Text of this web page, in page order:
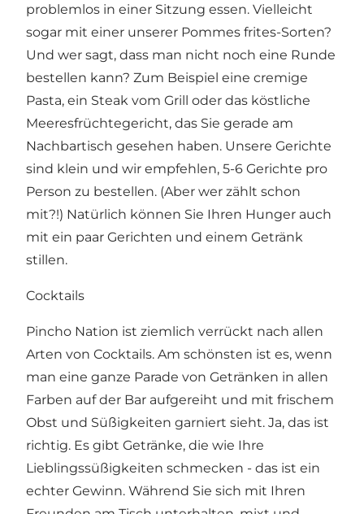
problemlos in einer Sitzung essen. Vielleicht
sogar mit einer unserer Pommes frites-Sorten?
Und wer sagt, dass man nicht noch eine Runde
bestellen kann? Zum Beispiel eine cremige
Pasta, ein Steak vom Grill oder das köstliche
Meeresfrüchtegericht, das Sie gerade am
Nachbartisch gesehen haben. Unsere Gerichte
sind klein und wir empfehlen, 5-6 Gerichte pro
Person zu bestellen. (Aber wer zählt schon
mit?!) Natürlich können Sie Ihren Hunger auch
mit ein paar Gerichten und einem Getränk
stillen.
Cocktails
Pincho Nation ist ziemlich verrückt nach allen
Arten von Cocktails. Am schönsten ist es, wenn
man eine ganze Parade von Getränken in allen
Farben auf der Bar aufgereiht und mit frischem
Obst und Süßigkeiten garniert sieht. Ja, das ist
richtig. Es gibt Getränke, die wie Ihre
Lieblingssüßigkeiten schmecken - das ist ein
echter Gewinn. Während Sie sich mit Ihren